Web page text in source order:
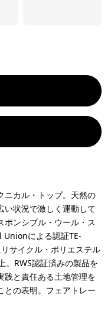
ニカル・トップ。天然の
い状況で激しく運動して
ポンシブル・ウール・ス
Unionによる認証TE-
サイクル・ポリエステル
。RWS認証済みの製品を
践と責任ある土地管理を
との表明。フェアトレー